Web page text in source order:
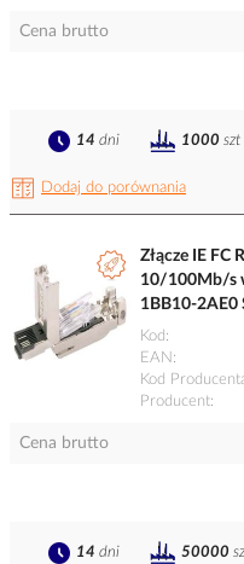
Cena brutto
Dodaj do porównania
14 dni 1000 szt
Złącze IE FC
10/100Mb/s
1BB10-2AE0
Kod
EAN
Kod
Producent
Cena brutto
14 dni 50000